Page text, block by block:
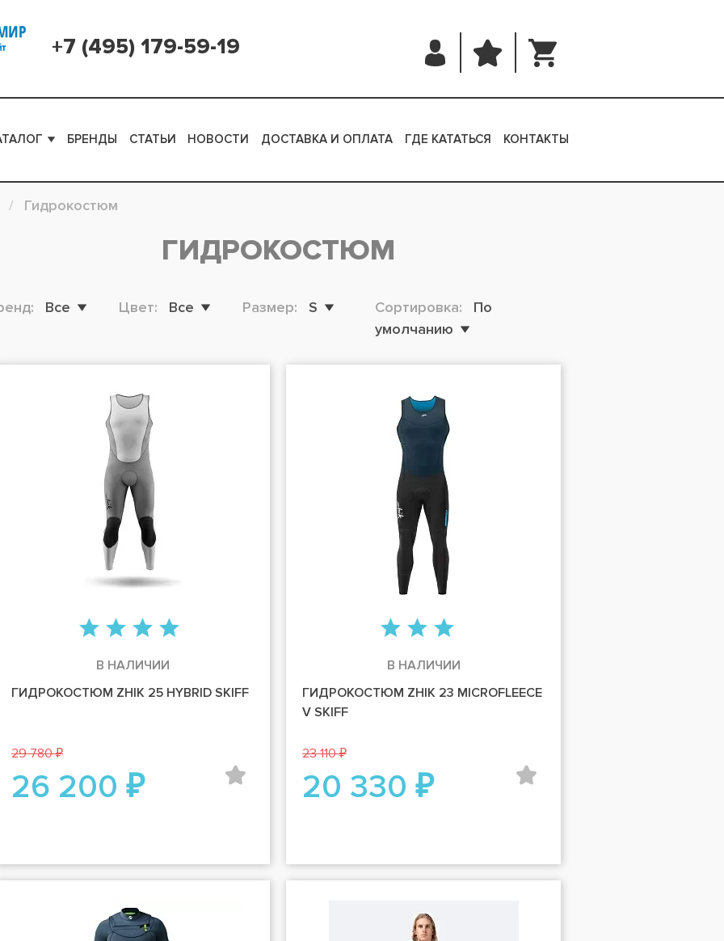
+7 (495) 179-59-19
БРЕНДЫ СТАТЬИ НОВОСТИ ДОСТАВКА И ОПЛАТА ГДЕ КАТАТЬСЯ КОНТАКТЫ
Гидрокостюм
ГИДРОКОСТЮМ
Все Цвет: Все Размер: S Сортировка:
По
умолчанию
В НАЛИЧИИ
ГИДРОКОСТЮМ ZHIK 25 HYBRID SKIFF
29 780 ₽
26 200 ₽
В НАЛИЧИИ
ГИДРОКОСТЮМ ZHIK 23 MICROFLEECE
V SKIFF
23 110 ₽
20 330 ₽